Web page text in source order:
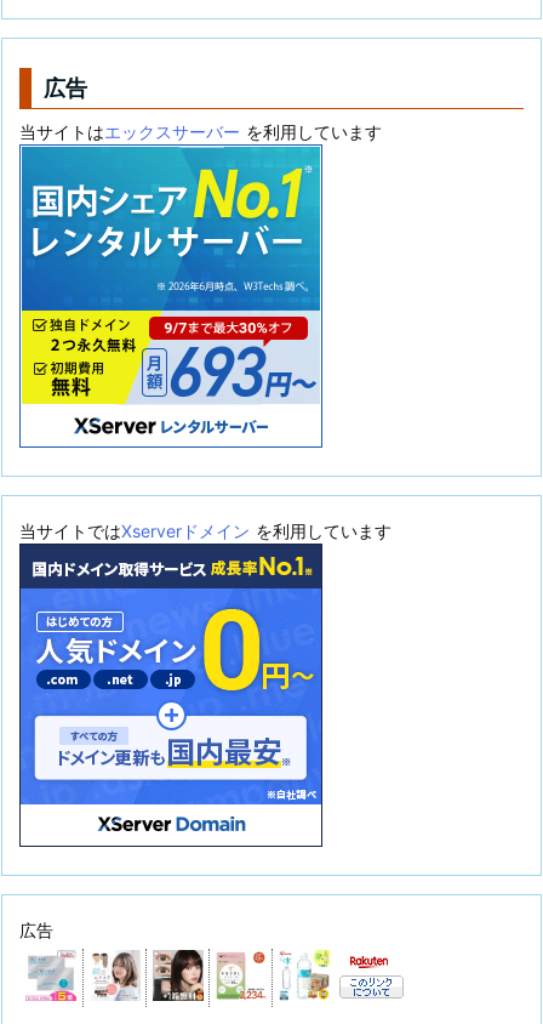
リ
広告
当サイトはエックスサーバー を利用しています
当サイトではXserverドメイン を利用しています
広告